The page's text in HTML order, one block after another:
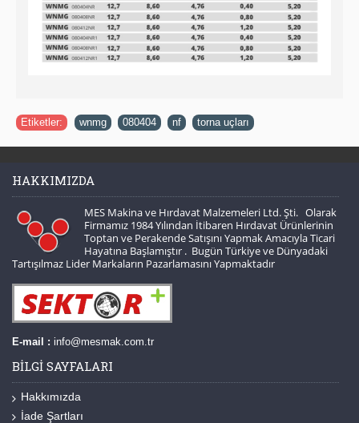
Etiketler: wnmg 080404 nf torna uçları
HAKKIMIZDA
MES Makina ve Hırdavat Malzemeleri Ltd. Şti. Olarak
Firmamız 1984 Yılından İtibaren Hırdavat Ürünlerinin
Toptan ve Perakende Satışını Yapmak Amacıyla Ticari
Hayatına Başlamıştır . Bugün Türkiye ve Dünyadaki
Tartışılmaz Lider Markaların Pazarlamasını Yapmaktadır
E-mail : info@mesmak.com.tr
BILGI SAYFALARI
Hakkımızda
İade Şartları